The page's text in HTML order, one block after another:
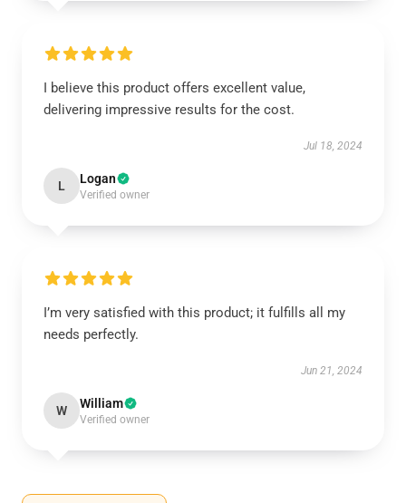
I believe this product offers excellent value,
delivering impressive results for the cost.
Jul 18, 2024
L Logan
Verified owner
I’m very satisfied with this product; it fulfills all my
needs perfectly.
Jun 21, 2024
W William
Verified owner